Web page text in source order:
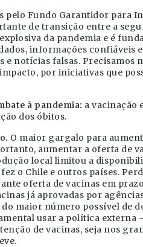
pelo Fundo Garantidor para
de transição entre a
da pandemia e é
informações confiáveis
e notícias falsas. Precisamos
por iniciativas que
à pandemia: a vacinação
dos óbitos.
O maior gargalo para
aumentar a oferta de
local limitou a
o Chile e outros países.
oferta de vacinas em
já aprovadas por
maior número possível de
usar a política externa
de vacinas, seja nos